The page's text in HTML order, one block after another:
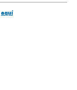
aquí